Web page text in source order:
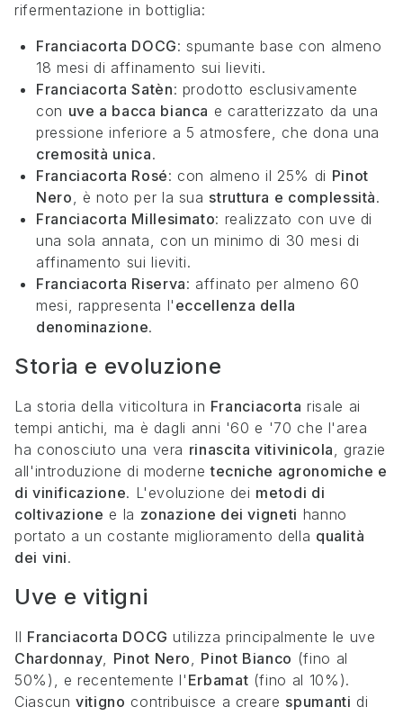
rifermentazione in bottiglia:
Franciacorta DOCG: spumante base con almeno
18 mesi di affinamento sui lieviti.
Franciacorta Satèn: prodotto esclusivamente
con uve a bacca bianca e caratterizzato da una
pressione inferiore a 5 atmosfere, che dona una
cremosità unica.
Franciacorta Rosé: con almeno il 25% di Pinot
Nero, è noto per la sua struttura e complessità.
Franciacorta Millesimato: realizzato con uve di
una sola annata, con un minimo di 30 mesi di
affinamento sui lieviti.
Franciacorta Riserva: affinato per almeno 60
mesi, rappresenta l' eccellenza della
denominazione.
Storia e evoluzione
La storia della viticoltura in Franciacorta risale ai
tempi antichi, ma è dagli anni '60 e '70 che l'area
ha conosciuto una vera rinascita vitivinicola, grazie
all'introduzione di modernetecniche agronomiche e
di vinificazione. L'evoluzione dei metodi di
coltivazione e la zonazione dei vigneti hanno
portato a un costante miglioramento della qualità
dei vini.
Uve e vitigni
Il Franciacorta DOCG utilizza principalmente le uve
Chardonnay, Pinot Nero, Pinot Bianco (fino al
50%), e recentemente l' Erbamat (fino al 10%).
Ciascunvitigno contribuisce a creare spumanti di